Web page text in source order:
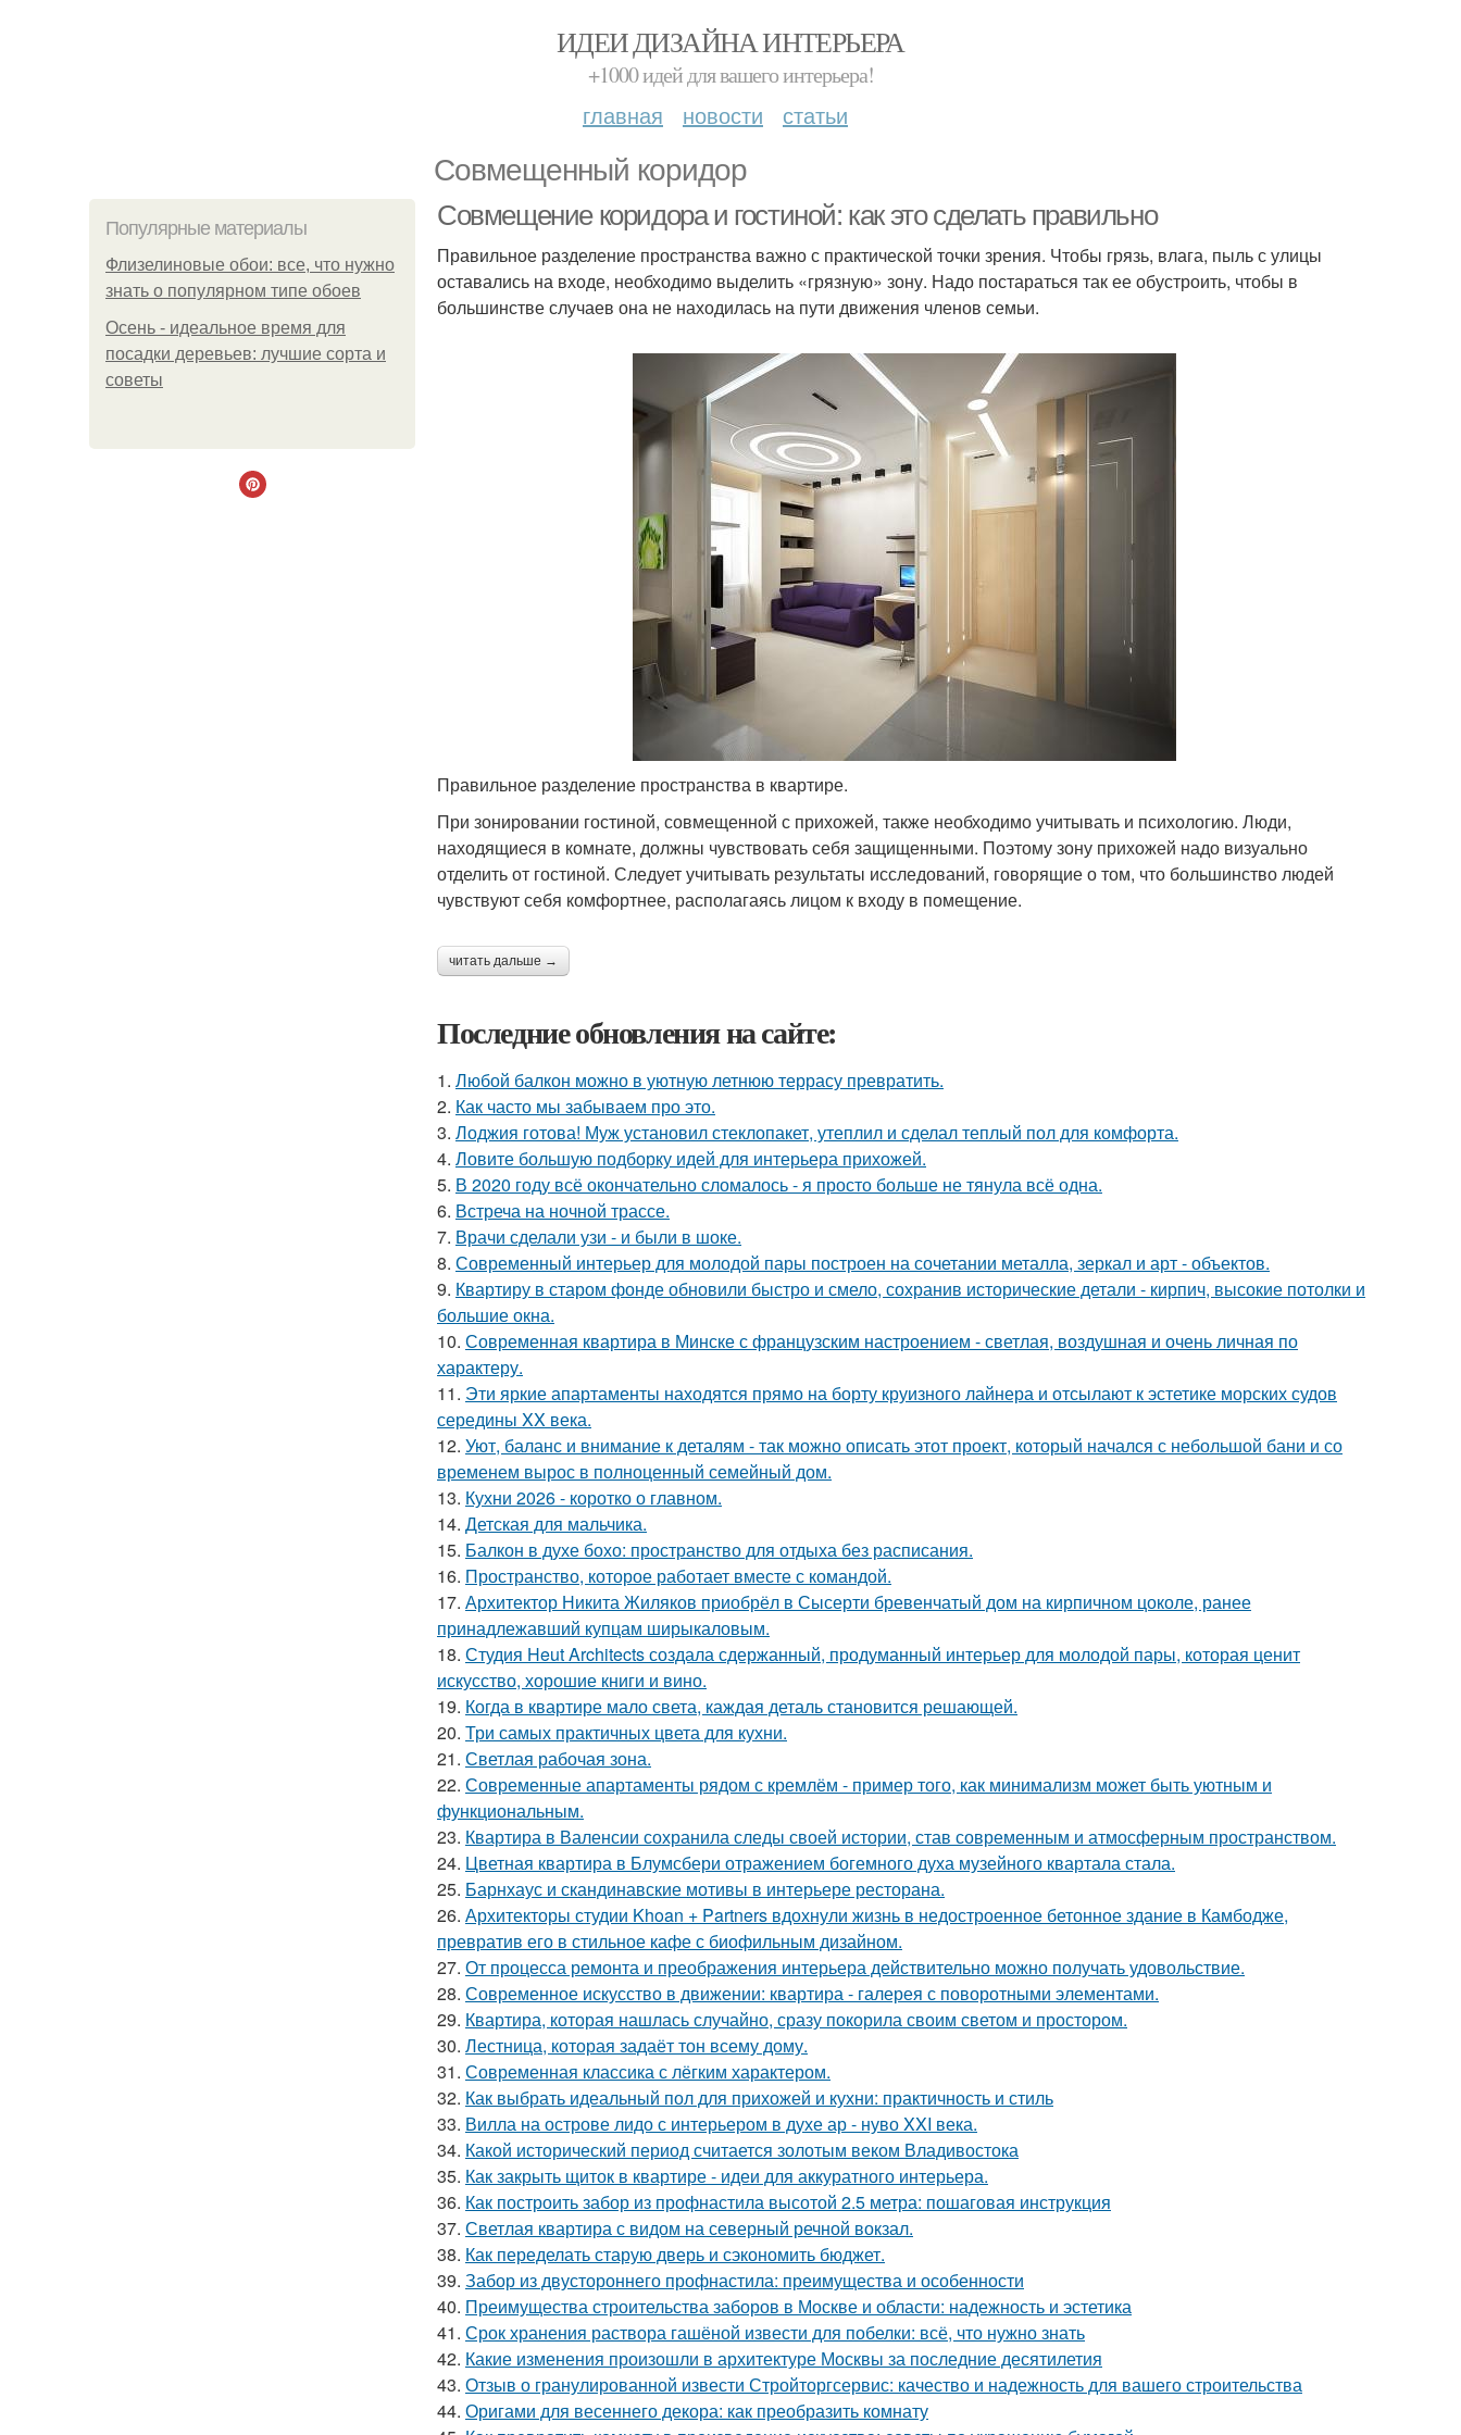
ИДЕИ ДИЗАЙНА ИНТЕРЬЕРА
+1000 идей для вашего интерьера!
главная новости статьи
Совмещенный коридор
Популярные материалы
Флизелиновые обои: все, что нужно
знать о популярном типе обоев
Осень - идеальное время для
посадки деревьев: лучшие сорта и
советы
Совмещение коридора и гостиной: как это сделать правильно
Правильное разделение пространства важно с практической точки зрения. Чтобы грязь, влага, пыль с улицы
оставались на входе, необходимо выделить «грязную» зону. Надо постараться так ее обустроить, чтобы в
большинстве случаев она не находилась на пути движения членов семьи.
Правильное разделение пространства в квартире.
При зонировании гостиной, совмещенной с прихожей, также необходимо учитывать и психологию. Люди,
находящиеся в комнате, должны чувствовать себя защищенными. Поэтому зону прихожей надо визуально
отделить от гостиной. Следует учитывать результаты исследований, говорящие о том, что большинство людей
чувствуют себя комфортнее, располагаясь лицом к входу в помещение.
читать дальше →
Последние обновления на сайте:
1. Любой балкон можно в уютную летнюю террасу превратить.
2. Как часто мы забываем про это.
3. Лоджия готова! Муж установил стеклопакет, утеплил и сделал теплый пол для комфорта.
4. Ловите большую подборку идей для интерьера прихожей.
5. В 2020 году всё окончательно сломалось - я просто больше не тянула всё одна.
6. Встреча на ночной трассе.
7. Врачи сделали узи - и были в шоке.
8. Современный интерьер для молодой пары построен на сочетании металла, зеркал и арт - объектов.
9. Квартиру в старом фонде обновили быстро и смело, сохранив исторические детали - кирпич, высокие потолки и
большие окна.
10. Современная квартира в Минске с французским настроением - светлая, воздушная и очень личная по
характеру.
11. Эти яркие апартаменты находятся прямо на борту круизного лайнера и отсылают к эстетике морских судов
середины XX века.
12. Уют, баланс и внимание к деталям - так можно описать этот проект, который начался с небольшой бани и со
временем вырос в полноценный семейный дом.
13. Кухни 2026 - коротко о главном.
14. Детская для мальчика.
15. Балкон в духе бохо: пространство для отдыха без расписания.
16. Пространство, которое работает вместе с командой.
17. Архитектор Никита Жиляков приобрёл в Сысерти бревенчатый дом на кирпичном цоколе, ранее
принадлежавший купцам ширыкаловым.
18. Студия Heut Architects создала сдержанный, продуманный интерьер для молодой пары, которая ценит
искусство, хорошие книги и вино.
19. Когда в квартире мало света, каждая деталь становится решающей.
20. Три самых практичных цвета для кухни.
21. Светлая рабочая зона.
22. Современные апартаменты рядом с кремлём - пример того, как минимализм может быть уютным и
функциональным.
23. Квартира в Валенсии сохранила следы своей истории, став современным и атмосферным пространством.
24. Цветная квартира в Блумсбери отражением богемного духа музейного квартала стала.
25. Барнхаус и скандинавские мотивы в интерьере ресторана.
26. Архитекторы студии Khoan + Partners вдохнули жизнь в недостроенное бетонное здание в Камбодже,
превратив его в стильное кафе с биофильным дизайном.
27. От процесса ремонта и преображения интерьера действительно можно получать удовольствие.
28. Современное искусство в движении: квартира - галерея с поворотными элементами.
29. Квартира, которая нашлась случайно, сразу покорила своим светом и простором.
30. Лестница, которая задаёт тон всему дому.
31. Современная классика с лёгким характером.
32. Как выбрать идеальный пол для прихожей и кухни: практичность и стиль
33. Вилла на острове лидо с интерьером в духе ар - нуво XXI века.
34. Какой исторический период считается золотым веком Владивостока
35. Как закрыть щиток в квартире - идеи для аккуратного интерьера.
36. Как построить забор из профнастила высотой 2.5 метра: пошаговая инструкция
37. Светлая квартира с видом на северный речной вокзал.
38. Как переделать старую дверь и сэкономить бюджет.
39. Забор из двустороннего профнастила: преимущества и особенности
40. Преимущества строительства заборов в Москве и области: надежность и эстетика
41. Срок хранения раствора гашёной извести для побелки: всё, что нужно знать
42. Какие изменения произошли в архитектуре Москвы за последние десятилетия
43. Отзыв о гранулированной извести Стройторгсервис: качество и надежность для вашего строительства
44. Оригами для весеннего декора: как преобразить комнату